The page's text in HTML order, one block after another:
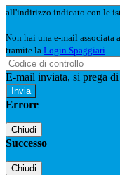
all'indirizzo indicato con le
Non hai una e-mail associata
tramite la Login Spaggiari
E-mail inviata, si prega
Errore
Chiudi
Successo
Chiudi